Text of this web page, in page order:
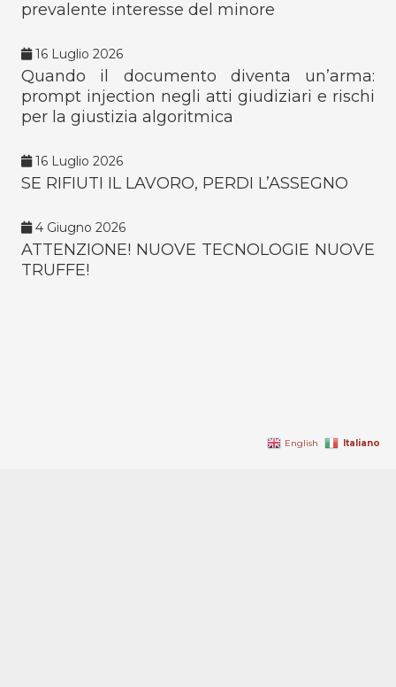
prevalente interesse del minore
16 Luglio 2026
Quando il documento diventa un’arma:
prompt injection negli atti giudiziari e rischi
per la giustizia algoritmica
16 Luglio 2026
SE RIFIUTI IL LAVORO, PERDI L’ASSEGNO
4 Giugno 2026
ATTENZIONE! NUOVE TECNOLOGIE NUOVE
TRUFFE!
English Italiano